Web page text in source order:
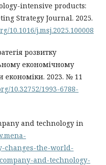
intensive products:
Strategy Journal. 2025.
10.1016/j.msj.2025.100008
розвитку
економічному
економіки. 2023. № 11
10.32752/1993-6788-
and technology in
changes-the-world-
and-technology-